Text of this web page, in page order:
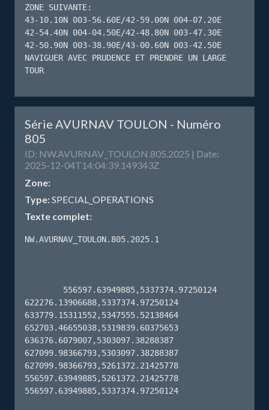
ZONE SUIVANTE:
43-10.10N 003-56.60E/42-59.00N 004-07.20E
42-54.40N 004-04.50E/42-48.80N 003-47.30E
42-50.90N 003-38.90E/43-00.60N 003-42.50E
NAVIGUER AVEC PRUDENCE ET PRENDRE UN LARGE
TOUR
Série AVURNAV TOULON - Numéro
805
ID: NW.AVURNAV_TOULON.805.2025 | Date:
2025-12-04T14:04:39.149343Z
Zone:
Type:SPECIAL_OPERATIONS
Texte complet:
NW.AVURNAV_TOULON.805.2025.1
622276.13906688,5337374.97250124
633779.15311552,5347555.52138464
652703.46655038,5319839.60375653
636376.6079007,5303097.38288387
627099.98366793,5303097.38288387
627099.98366793,5261372.21425778
556597.63949885,5261372.21425778
556597.63949885,5337374.97250124